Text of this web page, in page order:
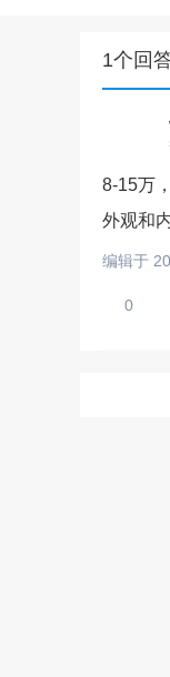
1个回
8-15万
外观和
编辑于
0